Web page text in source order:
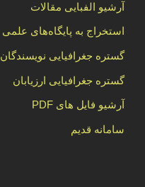
آرشیو الفبایی مقالات
استخراج به پایگاه‌های علمی
گستره جغرافیایی نویسندگان
گستره جغرافیایی ارزیابان
آرشیو فایل های PDF
سامانه قدیم